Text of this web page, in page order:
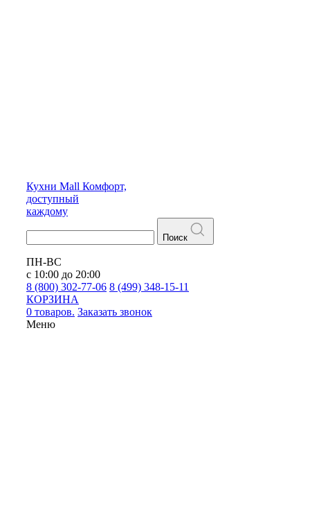
Кухни Mall Комфорт,
доступный
каждому
Поиск
ПН-ВС
с 10:00 до 20:00
8 (800) 302-77-06 8 (499) 348-15-11
КОРЗИНА
0 товаров. Заказать звонок
Меню